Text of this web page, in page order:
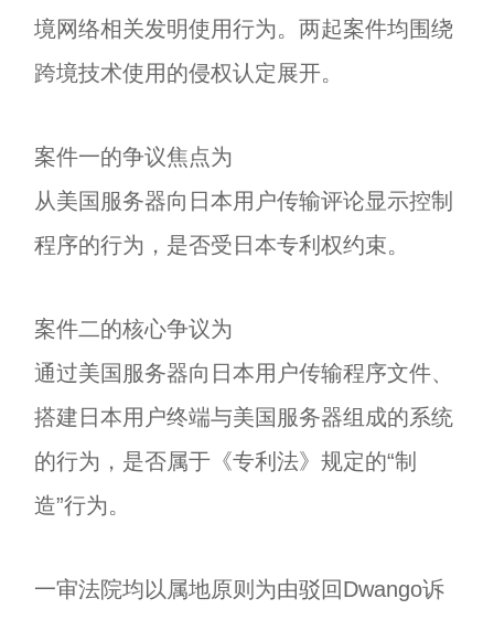
境网络相关发明使用行为。两起案件均围绕
跨境技术使用的侵权认定展开。
案件一的争议焦点为
从美国服务器向日本用户传输评论显示控制
程序的行为，是否受日本专利权约束。
案件二的核心争议为
通过美国服务器向日本用户传输程序文件、
搭建日本用户终端与美国服务器组成的系统
的行为，是否属于《专利法》规定的“制
造”行为。
一审法院均以属地原则为由驳回Dwango诉